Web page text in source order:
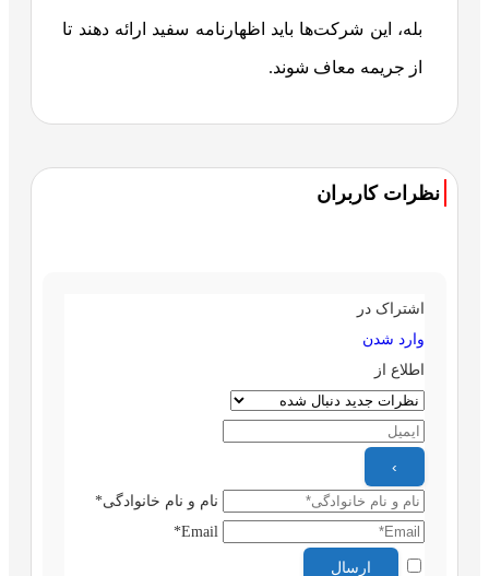
بله، این شرکت‌ها باید اظهارنامه سفید ارائه دهند تا
از جریمه معاف شوند.
نظرات کاربران
اشتراک در
وارد شدن
اطلاع از
نام و نام خانوادگی*
Email*